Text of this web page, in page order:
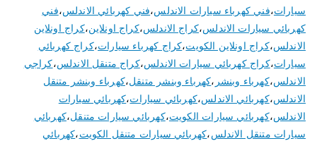
سيارات،فني كهرباء سيارات الاندلس،فني كهربائي الاندلس،فني
كهربائي سيارات الاندلس،كراج الاندلس،كراج اونلاين،كراج اونلاين
الاندلس،كراج اونلاين الكويت،كراج كهرباء سيارات،كراج كهربائي
سيارات،كراج كهربائي سيارات الاندلس،كراج متنقل الاندلس،كراجي
الاندلس،كهرباء وبنشر ،كهرباء وبنشر متنقل،كهرباء وبنشر متنقل
الاندلس،كهربائي الاندلس،كهربائي سيارات،كهربائي سيارات
الاندلس،كهربائي سيارات الكويت،كهربائي سيارات متنقل،كهربائي
سيارات متنقل الاندلس،كهربائي سيارات متنقل الكويت،كهربائي